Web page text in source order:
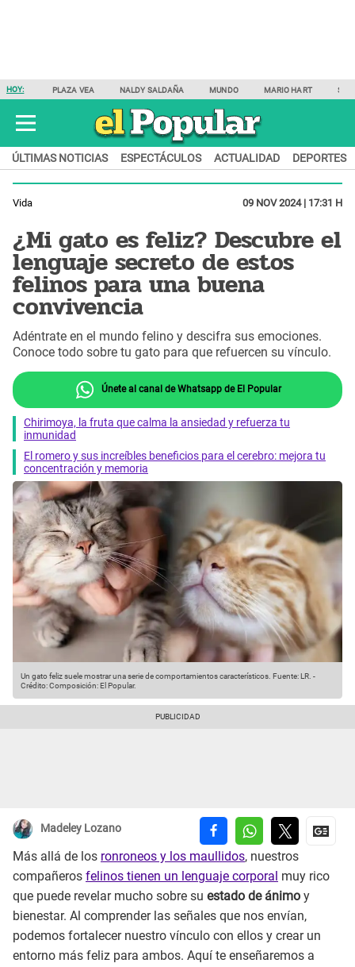
HOY: PLAZA VEA NALDY SALDAÑA MUNDO MARIO HART
ÚLTIMAS NOTICIAS ESPECTÁCULOS ACTUALIDAD DEPORTES
Vida 09 NOV 2024 | 17:31 H
¿Mi gato es feliz? Descubre el
lenguaje secreto de estos
felinos para una buena
convivencia
Adéntrate en el mundo felino y descifra sus emociones.
Conoce todo sobre tu gato para que refuercen su vínculo.
Únete al canal de Whatsapp de El Popular
Chirimoya, la fruta que calma la ansiedad y refuerza tu
inmunidad
El romero y sus increíbles beneficios para el cerebro: mejora tu
concentración y memoria
Un gato feliz suele mostrar una serie de comportamientos característicos. Fuente: LR. -
Crédito: Composición: El Popular.
Madeley Lozano
Más allá de los ronroneos y los maullidos, nuestros
compañeros felinos tienen un lenguaje corporal muy rico
que puede revelar mucho sobre su estado de ánimo y
bienestar. Al comprender las señales que nos envían,
podemos fortalecer nuestro vínculo con ellos y crear un
entorno más feliz para ambos. Aquí te enseñaremos a